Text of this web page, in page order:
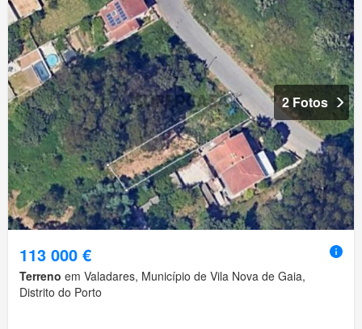
2 Fotos
113 000 €
Terreno em Valadares, Município de Vila Nova de Gaia,
Distrito do Porto